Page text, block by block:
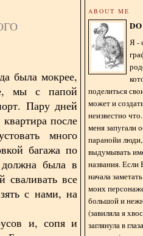
была мокрее,
мы с папой
Пару дней
после
много
багажа по
была в
сваливать все
с нами, на
и, сопя и
ABOUT ME
Я -
поделиться
может и
неизвестно
меня запугали
паранойи
выдумывать
названия.
начала
моих
большой и
(завиляла я
заглянула в